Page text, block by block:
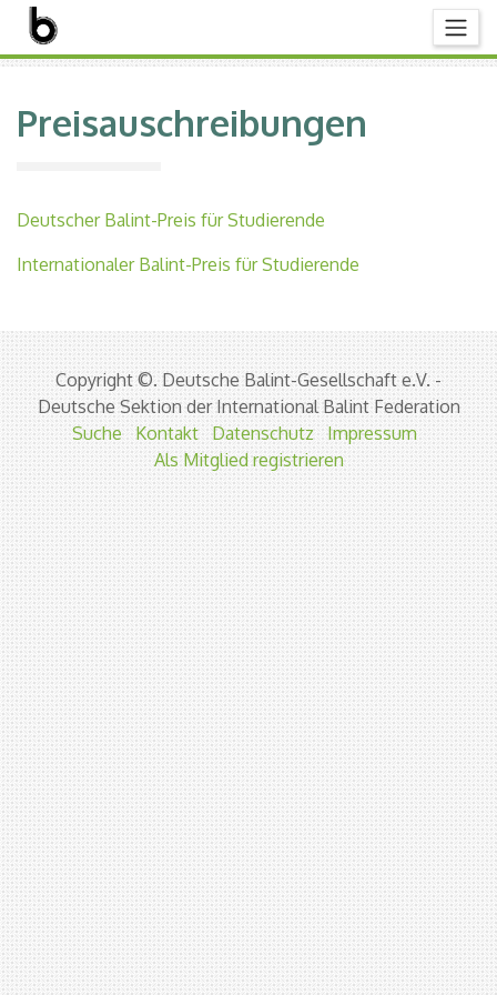
Preisauschreibungen
Deutscher Balint-Preis für Studierende
Internationaler Balint-Preis für Studierende
Copyright ©. Deutsche Balint-Gesellschaft e.V. -
Deutsche Sektion der International Balint Federation
Suche
Kontakt Datenschutz
Impressum
Als Mitglied registrieren